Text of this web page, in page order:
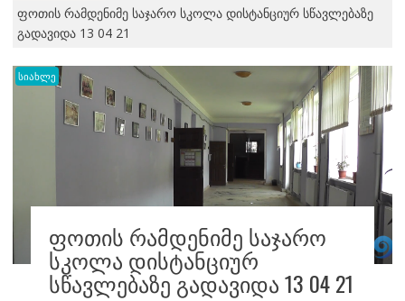
ფოთის რამდენიმე საჯარო სკოლა დისტანციურ სწავლებაზე
გადავიდა 13 04 21
სიახლე
ᲤᲝᲗᲘᲡ ᲠᲐᲛᲓᲔᲜᲘᲛᲔ ᲡᲐᲯᲐᲠᲝ
ᲡᲙᲝᲚᲐ ᲓᲘᲡᲢᲐᲜᲪᲘᲣᲠ
ᲡᲬᲐᲕᲚᲔᲑᲐᲖᲔ ᲒᲐᲓᲐᲕᲘᲓᲐ 13 04 21